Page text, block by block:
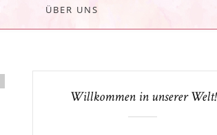
ÜBER UNS
Willkommen in unserer Welt!